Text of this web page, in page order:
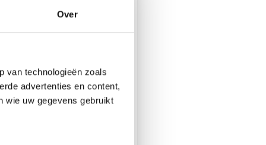
Over
van technologieën zoals
advertenties en content,
wie uw gegevens gebruikt